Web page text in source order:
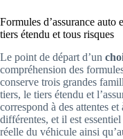
Formules d’assurance
tiers étendu et tous risques
Le point de départ d’un
compréhension des
conserve trois grandes
tiers, le tiers étendu et
correspond à des attentes
différentes, et il est
réelle du véhicule ainsi